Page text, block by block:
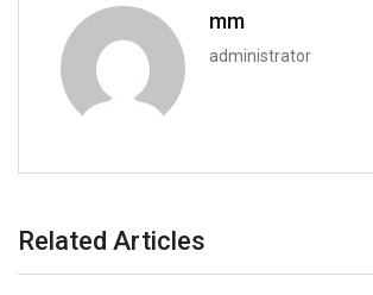
mm
administrator
Related Articles